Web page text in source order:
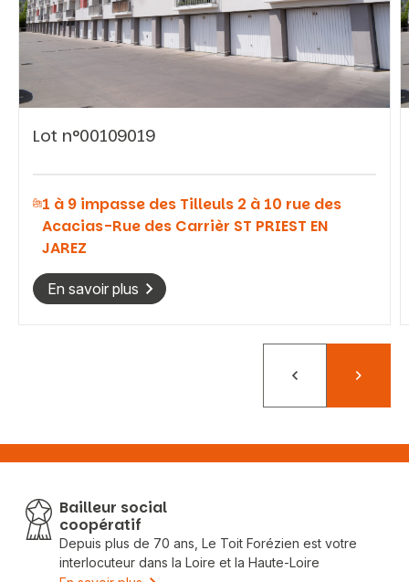
Rechercher
Lot n°00109019
1 à 9 impasse des Tilleuls 2 à 10 rue des
Acacias-Rue des Carrièr ST PRIEST EN
JAREZ
En savoir plus
PrécédentSuivant
Bailleur social
coopératif
Depuis plus de 70 ans, Le Toit Forézien est votre
interlocuteur dans la Loire et la Haute-Loire